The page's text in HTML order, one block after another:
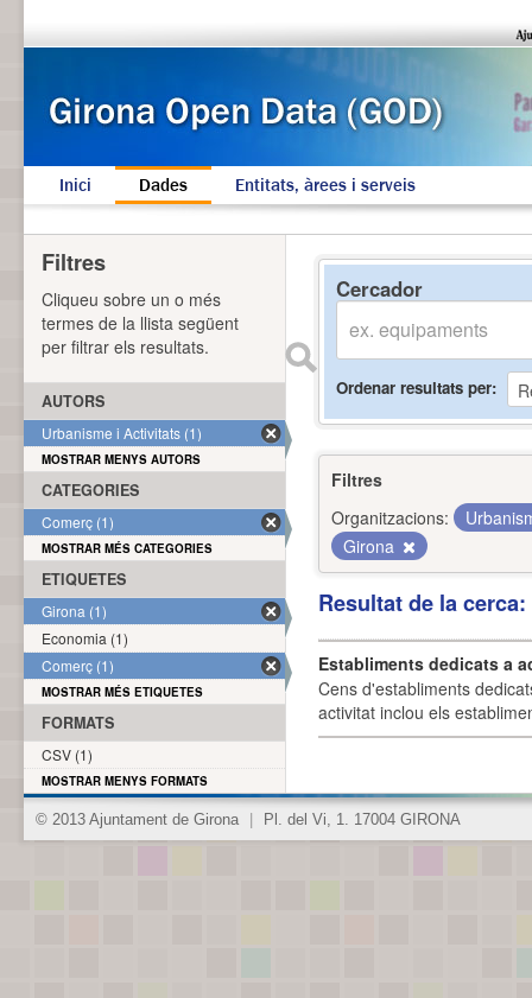
Inici Dades Entitats, àrees i serveis
Cercador
Ordenar resultats per
Filtres
Organitzacions:
Girona
Resultat de la
Establiments dedicats a
Cens d'establiments
activitat inclou els
Filtres
Cliqueu sobre un o més
termes de la llista següent
per filtrar els resultats.
AUTORS
Urbanisme i Activitats (1)
MOSTRAR MENYS AUTORS
CATEGORIES
Comerç (1)
MOSTRAR MÉS CATEGORIES
ETIQUETES
Girona (1)
Economia (1)
Comerç (1)
MOSTRAR MÉS ETIQUETES
FORMATS
CSV (1)
MOSTRAR MENYS FORMATS
© 2013 Ajuntament de Girona Pl. del Vi, 1. 17004 GIRONA